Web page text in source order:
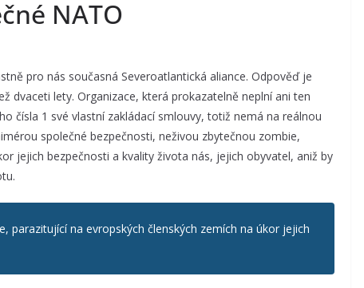
NATO
pro nás současná Severoatlantická aliance. Odpověď je
dvaceti lety. Organizace, která prokazatelně neplní ani ten
čísla 1 své vlastní zakládací smlouvy, totiž nemá na reálnou
společné bezpečnosti, neživou zbytečnou zombie,
jejich bezpečnosti a kvality života nás, jejich obyvatel, aniž by
parazitující na evropských členských zemích na úkor jejich